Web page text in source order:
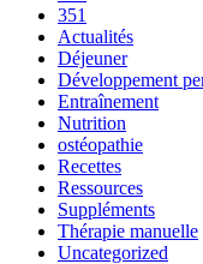
351
Actualités
Déjeuner
Développement
Entraînement
Nutrition
ostéopathie
Recettes
Ressources
Suppléments
Thérapie manuelle
Uncategorized